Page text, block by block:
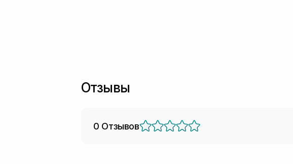
Отзывы
0 Отзывов